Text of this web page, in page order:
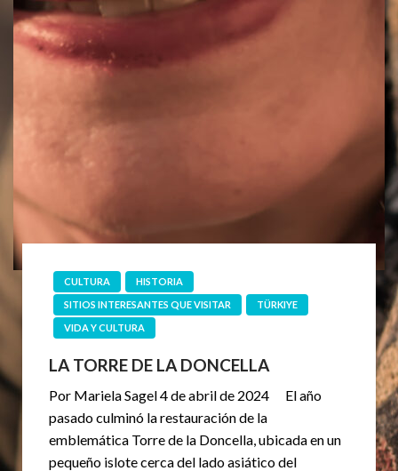
CULTURA
HISTORIA
SITIOS INTERESANTES QUE VISITAR
TÜRKIYE
VIDA Y CULTURA
LA TORRE DE LA DONCELLA
Por Mariela Sagel 4 de abril de 2024 El año
pasado culminó la restauración de la
emblemática Torre de la Doncella, ubicada en un
pequeño islote cerca del lado asiático del